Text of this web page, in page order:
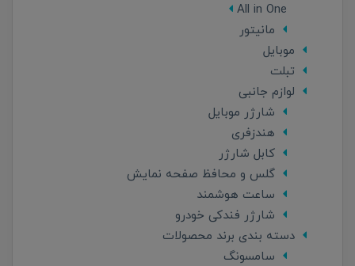
All in One
مانیتور
موبایل
تبلت
لوازم جانبی
شارژر موبایل
هندزفری
کابل شارژر
گلس و محافظ صفحه نمایش
ساعت هوشمند
شارژر فندکی خودرو
دسته بندی برند محصولات
سامسونگ